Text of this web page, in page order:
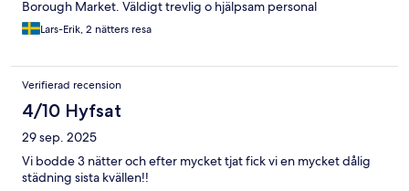
Borough Market. Väldigt trevlig o hjälpsam personal
Lars-Erik, 2 nätters resa
Verifierad recension
4/10 Hyfsat
29 sep. 2025
Vi bodde 3 nätter och efter mycket tjat fick vi en mycket dålig
städning sista kvällen!!